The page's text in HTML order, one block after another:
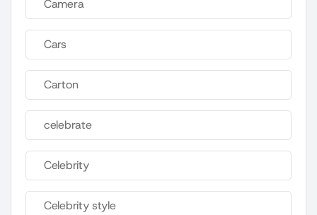
Camera
Cars
Carton
celebrate
Celebrity
Celebrity style